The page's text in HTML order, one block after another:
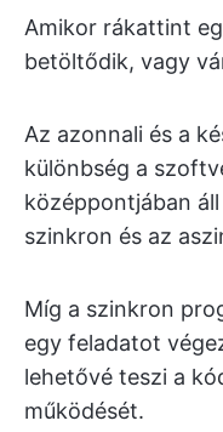
Amikor rákattint
betöltődik, vagy
Az azonnali és a
különbség a
középpontjában
szinkron és az
Míg a szinkron
egy feladatot
lehetővé teszi a
működését.